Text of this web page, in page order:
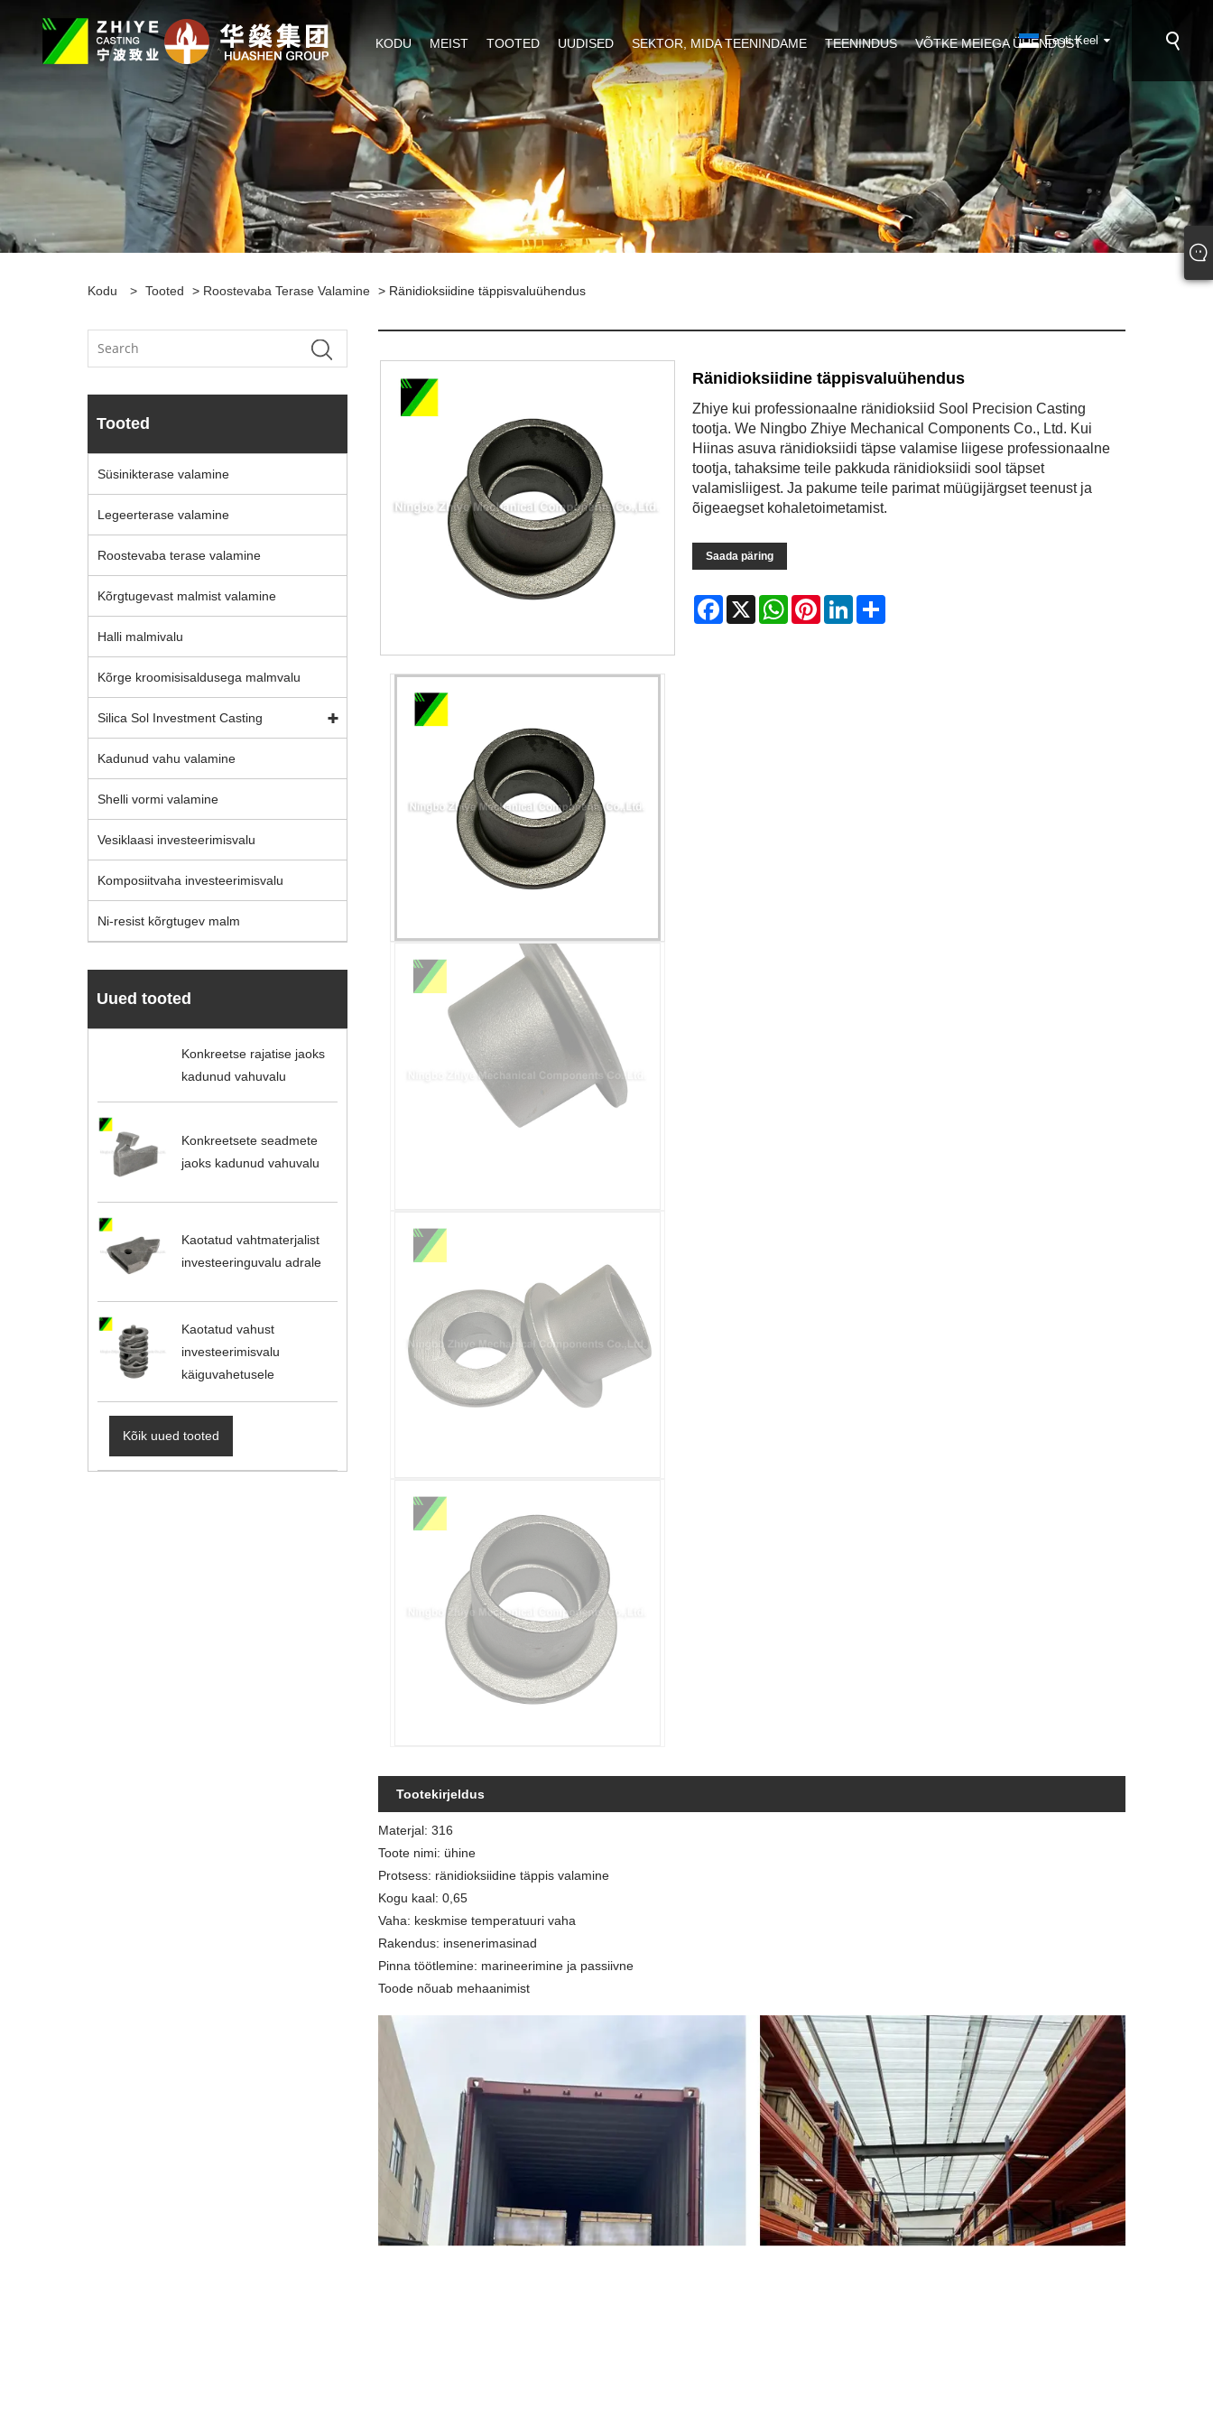
KODU MEIST TOOTED UUDISED SEKTOR, MIDA TEENINDAME TEENINDUS VÕTKE MEIEGA ÜHENDUST
Eesti Keel
Kodu > Tooted > Roostevaba Terase Valamine > Ränidioksiidine täppisvaluühendus
Tooted
Süsinikterase valamine
Legeerterase valamine
Roostevaba terase valamine
Kõrgtugevast malmist valamine
Halli malmivalu
Kõrge kroomisisaldusega malmvalu
Silica Sol Investment Casting
Kadunud vahu valamine
Shelli vormi valamine
Vesiklaasi investeerimisvalu
Komposiitvaha investeerimisvalu
Ni-resist kõrgtugev malm
Uued tooted
Konkreetse rajatise jaoks
kadunud vahuvalu
Konkreetsete seadmete
jaoks kadunud vahuvalu
Kaotatud vahtmaterjalist
investeeringuvalu adrale
Kaotatud vahust
investeerimisvalu
käiguvahetusele
Kõik uued tooted
Ränidioksiidine täppisvaluühendus
Zhiye kui professionaalne ränidioksiid Sool Precision Casting
tootja. We Ningbo Zhiye Mechanical Components Co., Ltd. Kui
Hiinas asuva ränidioksiidi täpse valamise liigese professionaalne
tootja, tahaksime teile pakkuda ränidioksiidi sool täpset
valamisliigest. Ja pakume teile parimat müügijärgset teenust ja
õigeaegset kohaletoimetamist.
Saada päring
Facebook
X WhatsAppPinterestLinkedInShare
Tootekirjeldus
Materjal: 316
Toote nimi: ühine
Protsess: ränidioksiidine täppis valamine
Kogu kaal: 0,65
Vaha: keskmise temperatuuri vaha
Rakendus: insenerimasinad
Pinna töötlemine: marineerimine ja passiivne
Toode nõuab mehaanimist